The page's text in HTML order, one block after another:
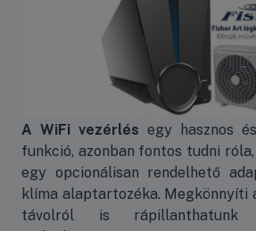
A WiFi vezérlés egy hasznos
funkció, azonban fontos tudni
egy opcionálisan rendelhető
klíma alaptartozéka. Megkönnyíti
távolról is rápillanthatunk